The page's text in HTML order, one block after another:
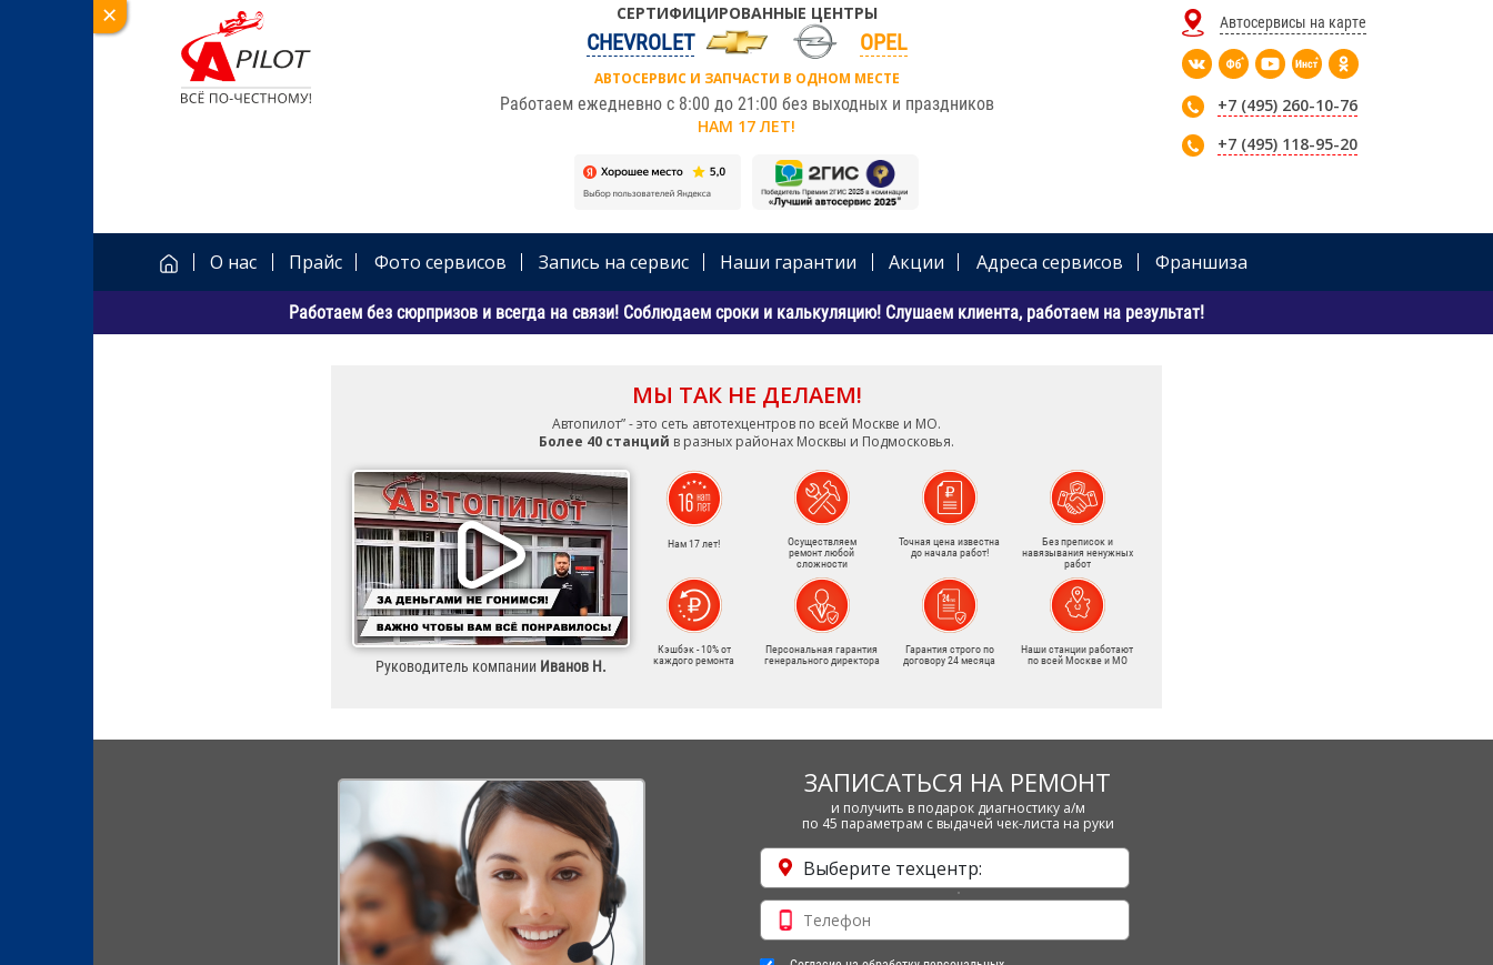
СЕРТИФИЦИРОВАННЫЕ ЦЕНТРЫ
CHEVROLET OPEL
АВТОСЕРВИС И ЗАПЧАСТИ В ОДНОМ МЕСТЕ
Работаем ежедневно с 8:00 до 21:00 без выходных и праздников
НАМ 17 ЛЕТ!
Автосервисы на карте
+7 (495) 260-10-76
+7 (495) 118-95-20
О нас Прайс Фото сервисов Запись на сервис Наши гарантии Акции Адреса сервисов Франшиза
Работаем без сюрпризов и всегда на связи! Соблюдаем сроки и калькуляцию! Слушаем клиента, работаем на результат!
МЫ ТАК НЕ ДЕЛАЕМ!
Автопилот” - это сеть автотехцентров по всей Москве и МО.
Более 40 станций в разных районах Москвы и Подмосковья.
Руководитель компании Иванов Н.
Нам 17 лет!
Осуществляем
ремонт любой
сложности
Точная цена известна
до начала работ!
Без преписок и
навязывания ненужных
работ
Кэшбэк - 10% от
каждого ремонта
Персональная гарантия
генерального директора
Гарантия строго по
договору 24 месяца
Наши станции работают
по всей Москве и МО
ЗАПИСАТЬСЯ НА РЕМОНТ
и получить в подарок диагностику а/м
по 45 параметрам с выдачей чек-листа на руки
Выберите техцентр: